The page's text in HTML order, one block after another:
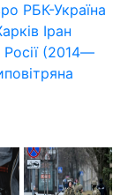
РБК-Україна
Іран
Росії (2014—